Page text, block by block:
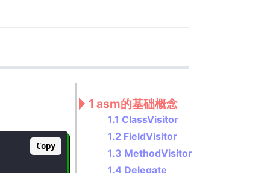
Copy
1 asm的基础概念
1.1 ClassVisitor
1.2 FieldVisitor
1.3 MethodVisitor
1.4 Delegate